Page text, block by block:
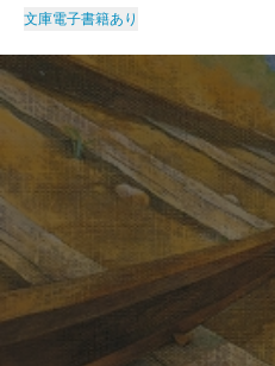
文庫電子書籍あり